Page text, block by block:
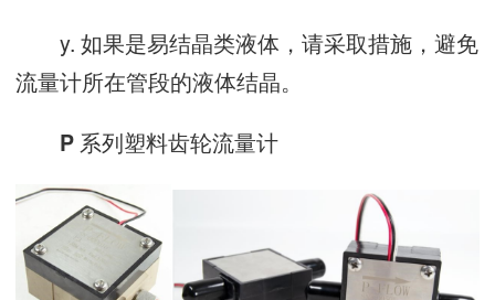
y. 如果是易结晶类液体，请采取措施，避免
流量计所在管段的液体结晶。
P 系列塑料齿轮流量计